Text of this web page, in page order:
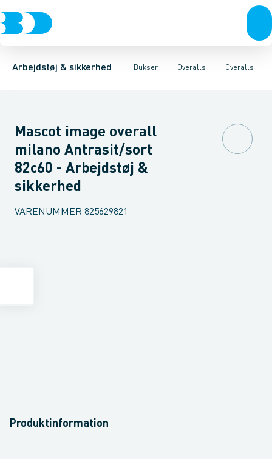
Arbejdstøj & sikkerhed Bukser
Trøjer & t-shirtsBukser Overtøj & huer Undertøj & sokkerSko
Overalls
BukserKnickers & Shorts OverallsKedeldragter Knæskånere
Overalls
OverallsSikkerheds overalls Forede overalls
Mascot image overall
milano Antrasit/sort
82c60 - Arbejdstøj &
sikkerhed
VARENUMMER 825629821
Produktinformation